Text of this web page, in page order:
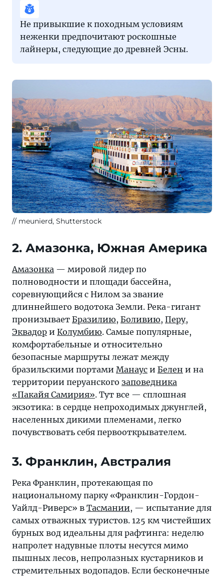
Не привыкшие к походным условиям
неженки предпочитают роскошные
лайнеры, следующие до древней Эсны.
meunierd, Shutterstock
2. Амазонка, Южная Америка
Амазонка — мировой лидер по
полноводности и площади бассейна,
соревнующийся с Нилом за звание
длиннейшего водотока Земли. Река-гигант
пронизывает Бразилию, Боливию, Перу,
Эквадор и Колумбию. Самые популярные,
комфортабельные и относительно
безопасные маршруты лежат между
бразильскими портами Манаус и Белен и на
территории перуанского заповедника
«Пакайя Самирия». Тут все — сплошная
экзотика: в сердце непроходимых джунглей,
населенных дикими племенами, легко
почувствовать себя первооткрывателем.
3. Франклин, Австралия
Река Франклин, протекающая по
национальному парку «Франклин-Гордон-
Уайлд-Риверс» в Тасмании, — испытание для
самых отважных туристов. 125 км чистейших
бурных вод идеальны для рафтинга: неделю
напролет надувные плоты несутся мимо
пышных лесов, непролазных кустарников и
стремительных водопадов. Если бесконечные